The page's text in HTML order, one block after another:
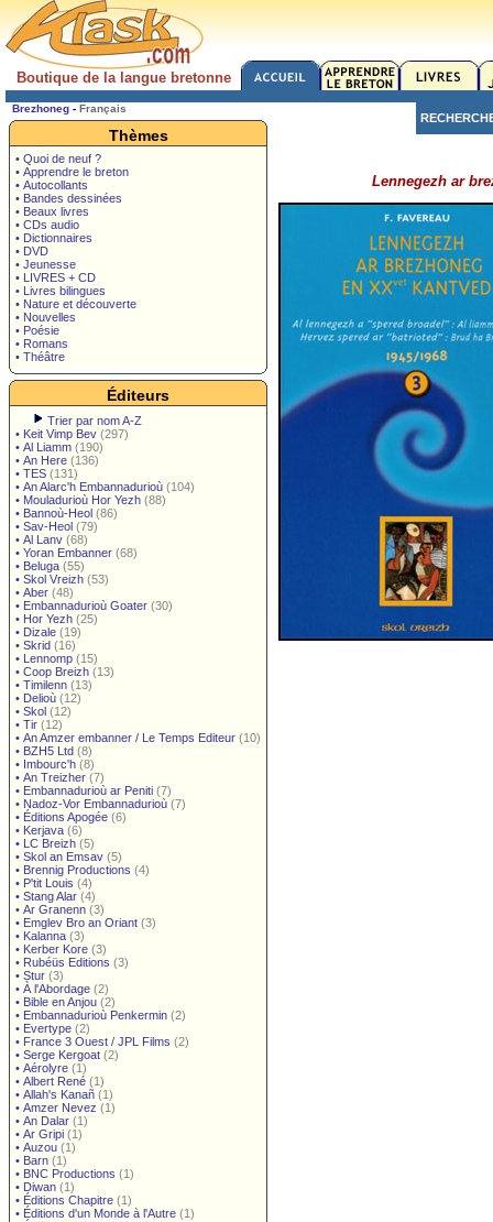
Boutique de la langue bretonne
Brezhoneg - Français
Thèmes
• Quoi de neuf ?
• Apprendre le breton
• Autocollants
• Bandes dessinées
• Beaux livres
• CDs audio
• Dictionnaires
• DVD
• Jeunesse
• LIVRES + CD
• Livres bilingues
• Nature et découverte
• Nouvelles
• Poésie
• Romans
• Théâtre
Éditeurs
Trier par nom A-Z
• Keit Vimp Bev (297)
• Al Liamm (190)
• An Here (136)
• TES (131)
• An Alarc'h Embannadurioù (104)
• Mouladurioù Hor Yezh (88)
• Bannoù-Heol (86)
• Sav-Heol (79)
• Al Lanv (68)
• Yoran Embanner (68)
• Beluga (55)
• Skol Vreizh (53)
• Aber (48)
• Embannadurioù Goater (30)
• Hor Yezh (25)
• Dizale (19)
• Skrid (16)
• Lennomp (15)
• Coop Breizh (13)
• Timilenn (13)
• Delioù (12)
• Skol (12)
• Tir (12)
• An Amzer embanner / Le Temps Editeur (10)
• BZH5 Ltd (8)
• Imbourc'h (8)
• An Treizher (7)
• Embannadurioù ar Peniti (7)
• Nadoz-Vor Embannadurioù (7)
• Éditions Apogée (6)
• Kerjava (6)
• LC Breizh (5)
• Skol an Emsav (5)
• Brennig Productions (4)
• P'tit Louis (4)
• Stang Alar (4)
• Ar Granenn (3)
• Emglev Bro an Oriant (3)
• Kalanna (3)
• Kerber Kore (3)
• Rubéüs Editions (3)
• Stur (3)
• À l'Abordage (2)
• Bible en Anjou (2)
• Embannadurioù Penkermin (2)
• Evertype (2)
• France 3 Ouest / JPL Films (2)
• Serge Kergoat (2)
• Aérolyre (1)
• Albert René (1)
• Allah's Kanañ (1)
• Amzer Nevez (1)
• An Dalar (1)
• Ar Gripi (1)
• Auzou (1)
• Barn (1)
• BNC Productions (1)
• Diwan (1)
• Éditions Chapitre (1)
• Éditions d'un Monde à l'Autre (1)
Lennegezh ar